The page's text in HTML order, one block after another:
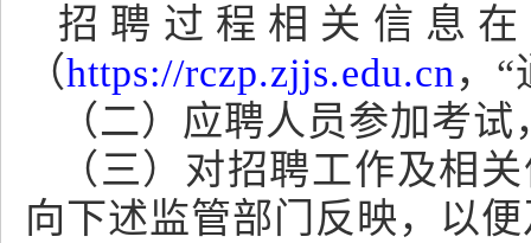
招聘过程相关信息
（https://rczp.zjjs.edu.cn ，
（二）应聘人员参加考
（三）对招聘工作及相
向下述监管部门反映，以